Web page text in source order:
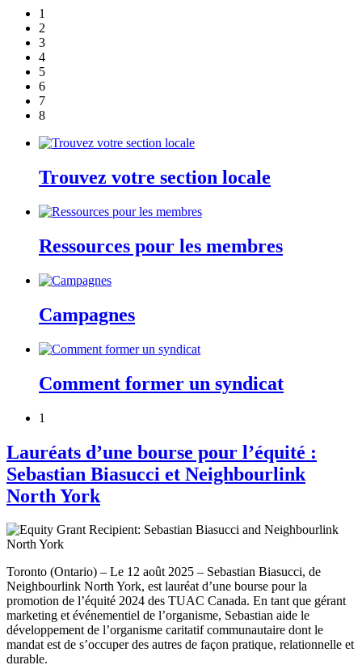
1
2
3
4
5
6
7
8
Trouvez votre section locale
Ressources pour les membres
Campagnes
Comment former un syndicat
1
Lauréats d’une bourse pour l’équité :
Sebastian Biasucci et Neighbourlink
North York
Toronto (Ontario) – Le 12 août 2025 – Sebastian Biasucci, de
Neighbourlink North York, est lauréat d’une bourse pour la
promotion de l’équité 2024 des TUAC Canada. En tant que gérant
marketing et événementiel de l’organisme, Sebastian aide le
développement de l’organisme caritatif communautaire dont le
mandat est de s’occuper des autres de façon pratique, relationnelle et
durable.